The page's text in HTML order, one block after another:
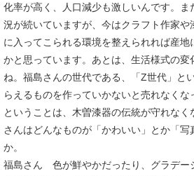
化率が高く、人口減少も激しいんです。ま
況が続いていますが、今はクラフト作家
に入ってこられる環境を整えられれば産
かと思っています。あとは、生活様式の変
ね。福島さんの世代である、「Z世代」と
らえるものを作っていかないと売れなくな
ということは、木曽漆器の伝統が守れな
さんはどんなものが「かわいい」とか「写
か。
福島さん 色が鮮やかだったり、グラデー